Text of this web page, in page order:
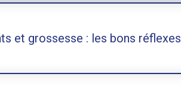
et grossesse : les bons réflexes